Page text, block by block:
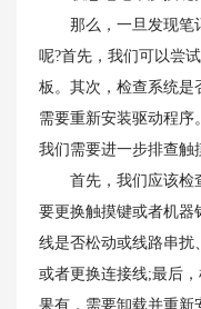
那么，一旦发现笔
呢?首先，我们可以尝
板。其次，检查系统是
需要重新安装驱动程序
我们需要进一步排查触
首先，我们应该检
要更换触摸键或者机器
线是否松动或线路串扰
或者更换连接线;最后
果有，需要卸载并重新